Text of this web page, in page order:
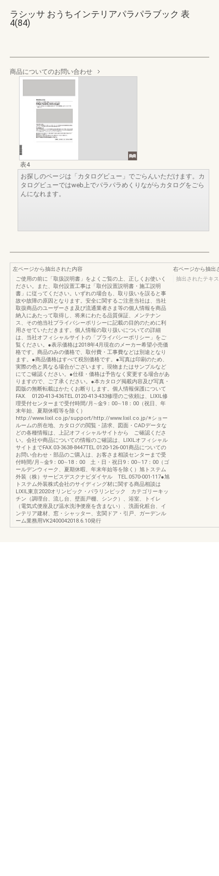
ラシッサ おうちインテリアパラパラブック 表
4(84)
商品についてのお問い合わせ
表4
お探しのページは「カタログビュー」でごらんいただけます。カ
タログビューではweb上でパラパラめくりながらカタログをごら
んになれます。
左ページから抽出された内容
ご使用の前に「取扱説明書」をよくご覧の上、正しくお使いく
ださい。また、取付設置工事は「取付設置説明書・施工説明
書」に従ってください。いずれの場合も、取り扱いを誤ると事
故や故障の原因となります。安全に関するご注意当社は、当社
取扱商品のユーザーさま及び流通業者さま等の個人情報を商品
納入にあたって取得し、将来にわたる品質保証、メンテナン
ス、その他当社プライバシーポリシーに記載の目的のために利
用させていただきます。個人情報の取り扱いについての詳細
は、当社オフィシャルサイトの「プライバシーポリシー」をご
覧ください。●表示価格は2018年4月現在のメーカー希望小売価
格です。商品のみの価格で、取付費・工事費などは別途となり
ます。●商品価格はすべて税別価格です。●写真は印刷のため、
実際の色と異なる場合がございます。現物またはサンプルなど
にてご確認ください。●仕様・価格は予告なく変更する場合があ
りますので、ご了承ください。●本カタログ掲載内容及び写真・
図版の無断転載はかたくお断りします。個人情報保護について
FAX. 0120-413-436TEL.0120-413-433修理のご依頼は、LIXIL修
理受付センターまで受付時間/月∼金9：00∼18：00（祝日、年
末年始、夏期休暇等を除く）
http://www.lixil.co.jp/support/http://www.lixil.co.jp/※ショー
ルームの所在地、カタログの閲覧・請求、図面・CADデータな
どの各種情報は、上記オフィシャルサイトから ご確認くださ
い。会社や商品についての情報のご確認は、LIXILオフィシャル
サイトまでFAX.03-3638-8447TEL.0120-126-001商品についての
お問い合わせ・部品のご購入は、お客さま相談センターまで受
付時間/月∼金9：00∼18：00 土・日・祝日9：00∼17：00（ゴ
ールデンウィーク、夏期休暇、年末年始等を除く）旭トステム
外装（株）サービスデスクナビダイヤル TEL.0570-001-117●旭
トステム外装株式会社のサイディング材に関する商品相談は
LIXIL東京2020オリンピック・パラリンピック カテゴリーキッ
チン（調理台、流し台、壁面戸棚、シンク）、浴室、トイレ
（電気式便座及び温水洗浄便座を含まない）、洗面化粧台、イ
ンテリア建材、窓・シャッター、玄関ドア・引戸、ガーデンル
ーム業務用VK2400042018.6.10発行
右ページから抽出
抽出されたテキ